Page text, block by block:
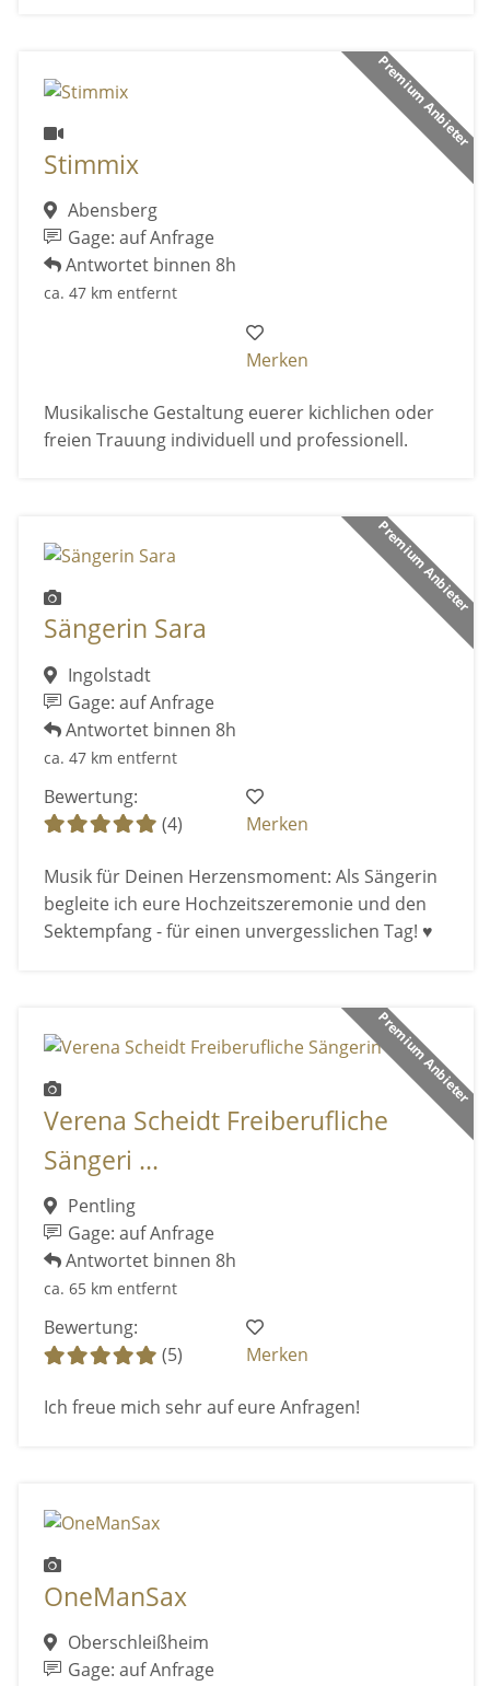
Premium Anbieter
Stimmix
Abensberg
Gage: auf Anfrage
Antwortet binnen 8h
ca. 47 km entfernt
Merken
Musikalische Gestaltung euerer kichlichen oder
freien Trauung individuell und professionell.
Premium Anbieter
Sängerin Sara
Ingolstadt
Gage: auf Anfrage
Antwortet binnen 8h
ca. 47 km entfernt
Bewertung:
(4)
Merken
Musik für Deinen Herzensmoment: Als Sängerin
begleite ich eure Hochzeitszeremonie und den
Sektempfang - für einen unvergesslichen Tag! ♥
Premium Anbieter
Verena Scheidt Freiberufliche
Sängeri ...
Pentling
Gage: auf Anfrage
Antwortet binnen 8h
ca. 65 km entfernt
Bewertung:
(5)
Merken
Ich freue mich sehr auf eure Anfragen!
OneManSax
Oberschleißheim
Gage: auf Anfrage